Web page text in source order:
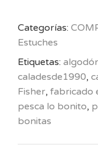
Categorías:
Estuches
Etiquetas:
caladesde1990,
Fisher, fabricado
pesca lo bonito,
bonitas